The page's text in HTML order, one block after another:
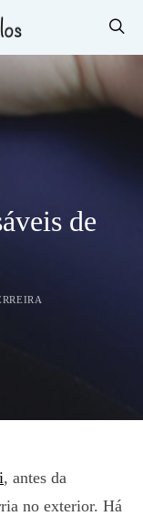
de
, antes da
no exterior. Há